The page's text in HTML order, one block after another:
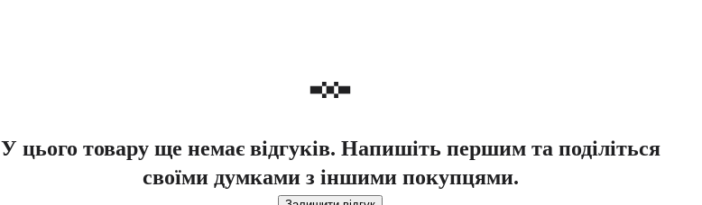
У цього товару ще немає відгуків. Напишіть першим та поділіться
своїми думками з іншими покупцями.